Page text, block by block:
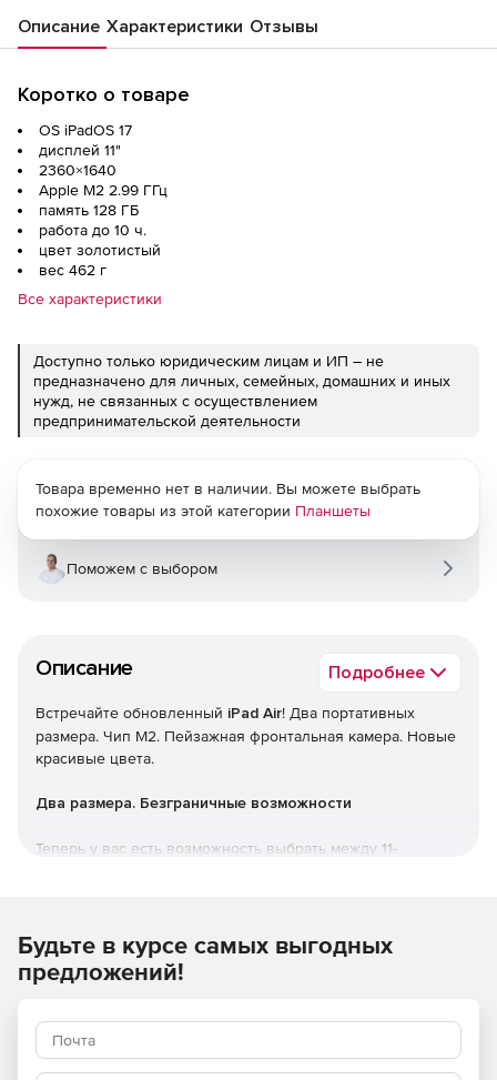
Описание Характеристики Отзывы
Коротко о товаре
OS iPadOS 17
дисплей 11"
2360×1640
Apple M2 2.99 ГГц
память 128 ГБ
работа до 10 ч.
цвет золотистый
вес 462 г
Все характеристики
Доступно только юридическим лицам и ИП – не
предназначено для личных, семейных, домашних и иных
нужд, не связанных с осуществлением
предпринимательской деятельности
Описание Подробнее
Встречайте обновленный iPad Air! Два портативных
размера. Чип M2. Пейзажная фронтальная камера. Новые
красивые цвета.
Два размера. Безграничные возможности
Теперь у вас есть возможность выбрать между 11-
Чип М2
Невероятно мощный процессор M2 обеспечивает iPad Air
невероятную производительность. Благодаря
передовому CPU, GPU и Neural Engine, он работает
Товара временно нет в наличии. Вы можете выбрать
похожие товары из этой категории Планшеты
Поможем с выбором
Будьте в курсе самых выгодных
предложений!